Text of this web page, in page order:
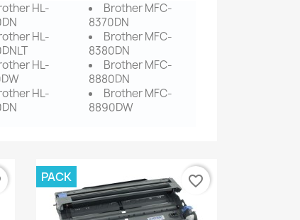
HL-
HL-
HL-
HL-
Brother MFC-
8370DN
Brother MFC-
8380DN
Brother MFC-
8880DN
Brother MFC-
8890DW
PACK favorite_border